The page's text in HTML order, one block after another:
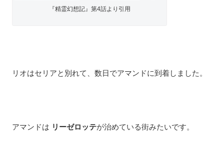
『精霊幻想記』第4話より引用
リオはセリアと別れて、数日でアマンドに到着しました。
アマンドは リーゼロッテが治めている街みたいです。